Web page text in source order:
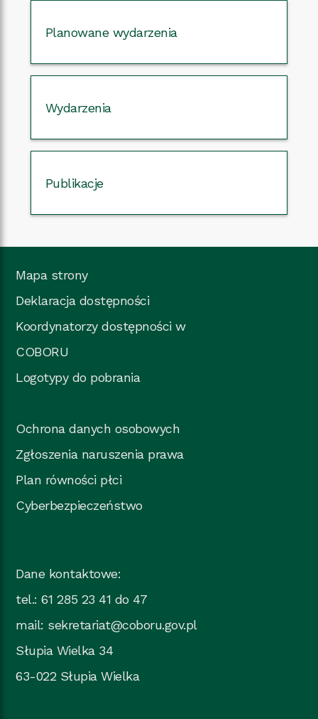
Planowane wydarzenia
Wydarzenia
Publikacje
Mapa strony
Deklaracja dostępności
Koordynatorzy dostępności w
COBORU
Logotypy do pobrania
Ochrona danych osobowych
Zgłoszenia naruszenia prawa
Plan równości płci
Cyberbezpieczeństwo
Dane kontaktowe:
tel.: 61 285 23 41 do 47
mail: sekretariat@coboru.gov.pl
Słupia Wielka 34
63-022 Słupia Wielka